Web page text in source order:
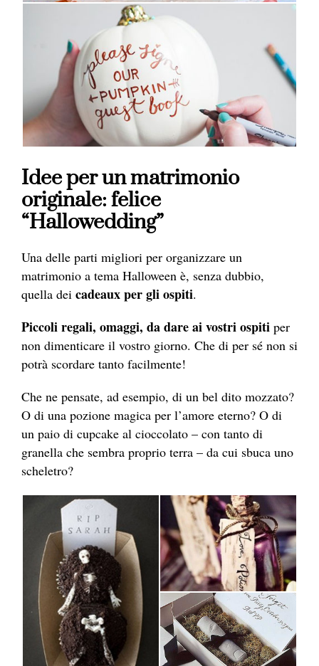
Idee per un matrimonio
originale: felice
“Hallowedding”
Una delle parti migliori per organizzare un
matrimonio a tema Halloween è, senza dubbio,
quella dei cadeaux per gli ospiti.
Piccoli regali, omaggi, da dare ai vostri ospiti per
non dimenticare il vostro giorno. Che di per sé non si
potrà scordare tanto facilmente!
Che ne pensate, ad esempio, di un bel dito mozzato?
O di una pozione magica per l’amore eterno? O di
un paio di cupcake al cioccolato – con tanto di
granella che sembra proprio terra – da cui sbuca uno
scheletro?